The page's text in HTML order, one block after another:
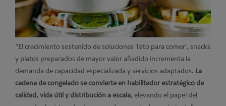
“El crecimiento sostenido de soluciones 'listo para comer', snacks
y platos preparados de mayor valor añadido incrementa la
demanda de capacidad especializada y servicios adaptados. La
cadena de congelado se convierte en habilitador estratégico de
calidad, vida útil y distribución a escala, elevando el papel del